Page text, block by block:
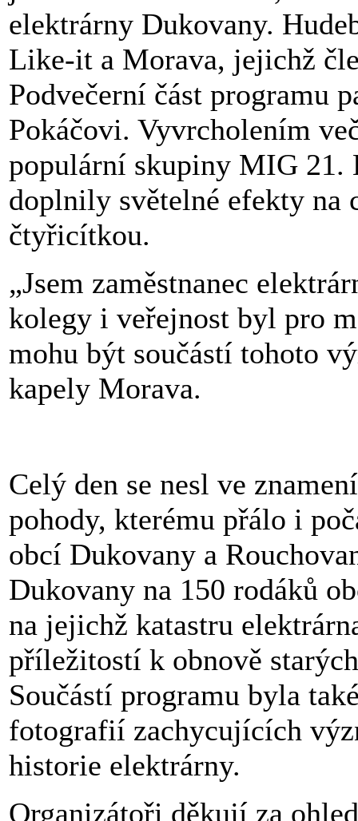
elektrárny Dukovany.
Like-it a Morava, jejichž
Podvečerní část programu
Pokáčovi. Vyvrcholením
populární skupiny MIG 21.
doplnily světelné efekty na
čtyřicítkou.
„Jsem zaměstnanec
kolegy i veřejnost byl pro
mohu být součástí tohoto
kapely Morava.
Celý den se nesl ve
pohody, kterému přálo i
obcí Dukovany a
Dukovany na 150 rodáků
na jejichž katastru
příležitostí k obnově
Součástí programu byla
fotografií zachycujících
historie elektrárny.
Organizátoři děkují za